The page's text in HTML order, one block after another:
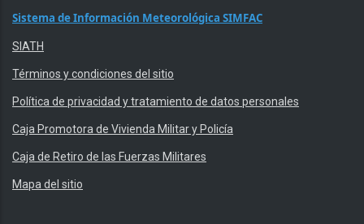
Sistema de Información Meteorológica SIMFAC
SIATH
Términos y condiciones del sitio
Política de privacidad y tratamiento de datos personales
Caja Promotora de Vivienda Militar y Policía
Caja de Retiro de las Fuerzas Militares
Mapa del sitio